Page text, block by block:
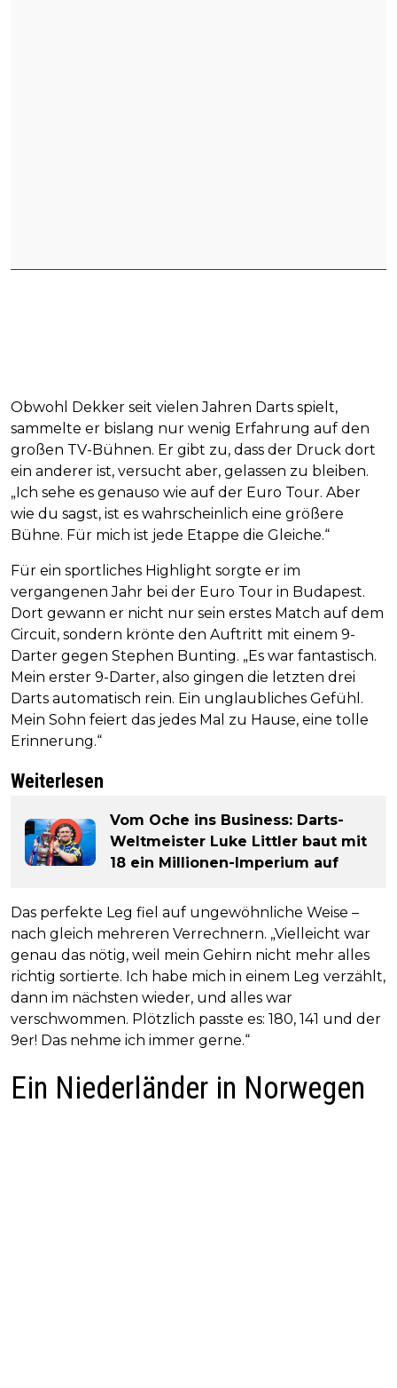
Obwohl Dekker seit vielen Jahren Darts spielt,
sammelte er bislang nur wenig Erfahrung auf den
großen TV-Bühnen. Er gibt zu, dass der Druck dort
ein anderer ist, versucht aber, gelassen zu bleiben.
„Ich sehe es genauso wie auf der Euro Tour. Aber
wie du sagst, ist es wahrscheinlich eine größere
Bühne. Für mich ist jede Etappe die Gleiche.“
Für ein sportliches Highlight sorgte er im
vergangenen Jahr bei der Euro Tour in Budapest.
Dort gewann er nicht nur sein erstes Match auf dem
Circuit, sondern krönte den Auftritt mit einem 9-
Darter gegen Stephen Bunting. „Es war fantastisch.
Mein erster 9-Darter, also gingen die letzten drei
Darts automatisch rein. Ein unglaubliches Gefühl.
Mein Sohn feiert das jedes Mal zu Hause, eine tolle
Erinnerung.“
Weiterlesen
Vom Oche ins Business: Darts-
Weltmeister Luke Littler baut mit
18 ein Millionen-Imperium auf
Das perfekte Leg fiel auf ungewöhnliche Weise –
nach gleich mehreren Verrechnern. „Vielleicht war
genau das nötig, weil mein Gehirn nicht mehr alles
richtig sortierte. Ich habe mich in einem Leg verzählt,
dann im nächsten wieder, und alles war
verschwommen. Plötzlich passte es: 180, 141 und der
9er! Das nehme ich immer gerne.“
Ein Niederländer in Norwegen